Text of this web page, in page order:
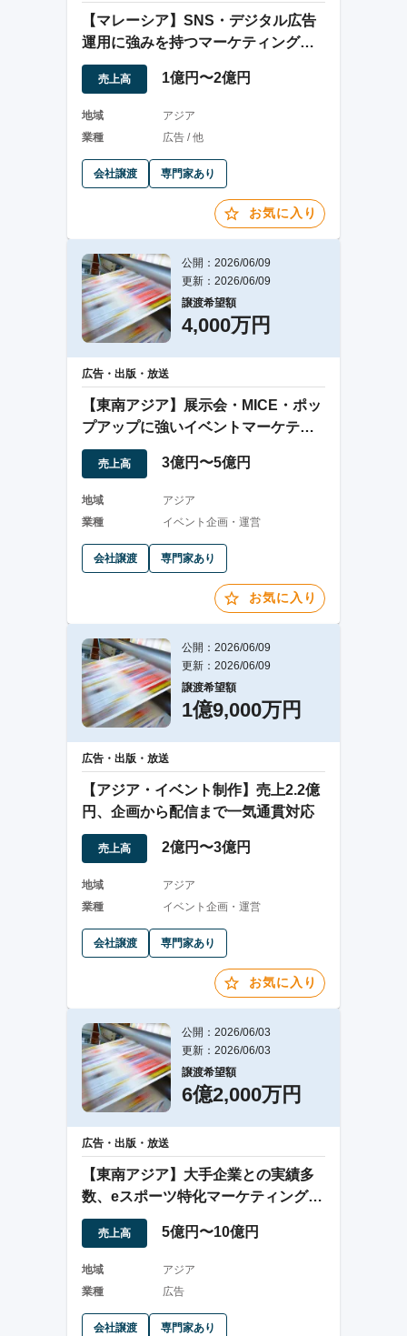
【マレーシア】SNS・デジタル広告
運用に強みを持つマーケティングエ
ージェンシー
売上高 1億円〜2億円
地域
アジア
業種
広告 / 他
会社譲渡 専門家あり
お気に入り
公開：2026/06/09
更新：2026/06/09
譲渡希望額
4,000万円
広告・出版・放送
【東南アジア】展示会・MICE・ポッ
プアップに強いイベントマーケティ
ング企業
売上高 3億円〜5億円
地域
アジア
業種
イベント企画・運営
会社譲渡 専門家あり
お気に入り
公開：2026/06/09
更新：2026/06/09
譲渡希望額
1億9,000万円
広告・出版・放送
【アジア・イベント制作】売上2.2億
円、企画から配信まで一気通貫対応
売上高 2億円〜3億円
地域
アジア
業種
イベント企画・運営
会社譲渡 専門家あり
お気に入り
公開：2026/06/03
更新：2026/06/03
譲渡希望額
6億2,000万円
広告・出版・放送
【東南アジア】大手企業との実績多
数、eスポーツ特化マーケティング企
業
売上高 5億円〜10億円
地域
アジア
業種
広告
会社譲渡 専門家あり